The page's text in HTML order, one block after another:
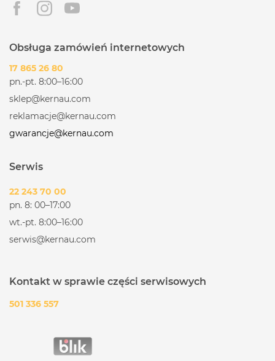
Obsługa zamówień internetowych
17 865 26 80
pn.-pt. 8:00–16:00
sklep@kernau.com
reklamacje@kernau.com
gwarancje@kernau.com
Serwis
22 243 70 00
pn. 8: 00–17:00
wt.-pt. 8:00–16:00
serwis@kernau.com
Kontakt w sprawie części serwisowych
501 336 557